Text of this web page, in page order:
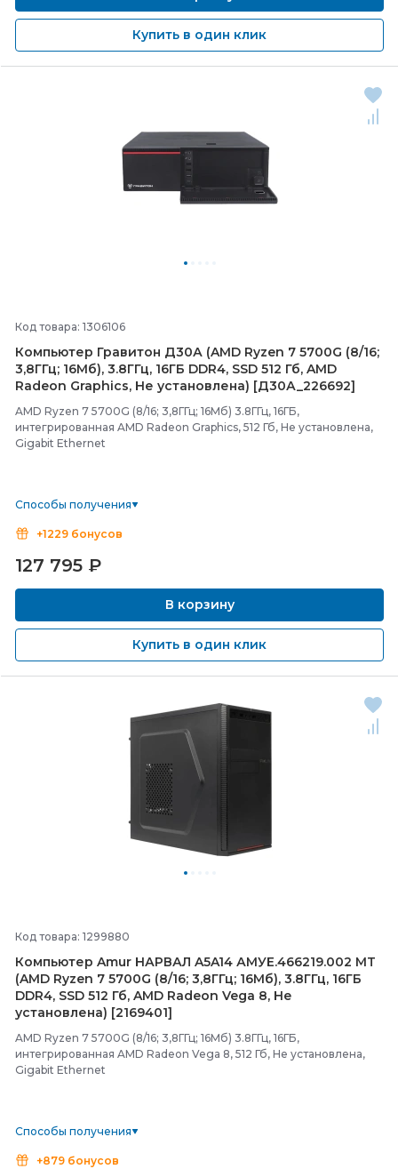
Купить в один клик
Код товара: 1306106
Компьютер Гравитон Д30А (AMD Ryzen 7 5700G (8/16;
3,8ГГц; 16Мб), 3.8ГГц, 16ГБ DDR4, SSD 512 Гб, AMD
Radeon Graphics, Не установлена) [Д30А_226692]
AMD Ryzen 7 5700G (8/16; 3,8ГГц; 16Мб) 3.8ГГц, 16ГБ,
интегрированная AMD Radeon Graphics, 512 Гб, Не установлена,
Gigabit Ethernet
Способы получения
+1229 бонусов
127 795 ₽
В корзину
Купить в один клик
Код товара: 1299880
Компьютер Amur НАРВАЛ A5A14 АМУЕ.466219.002 MT
(AMD Ryzen 7 5700G (8/16; 3,8ГГц; 16Мб), 3.8ГГц, 16ГБ
DDR4, SSD 512 Гб, AMD Radeon Vega 8, Не
установлена) [2169401]
AMD Ryzen 7 5700G (8/16; 3,8ГГц; 16Мб) 3.8ГГц, 16ГБ,
интегрированная AMD Radeon Vega 8, 512 Гб, Не установлена,
Gigabit Ethernet
Способы получения
+879 бонусов